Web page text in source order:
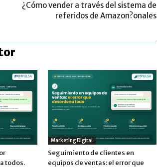
¿Cómo vender a través del sistema de
referidos de Amazon?onales
todos.
Marketing Digital
Seguimiento de clientes en
equipos de ventas: el error que